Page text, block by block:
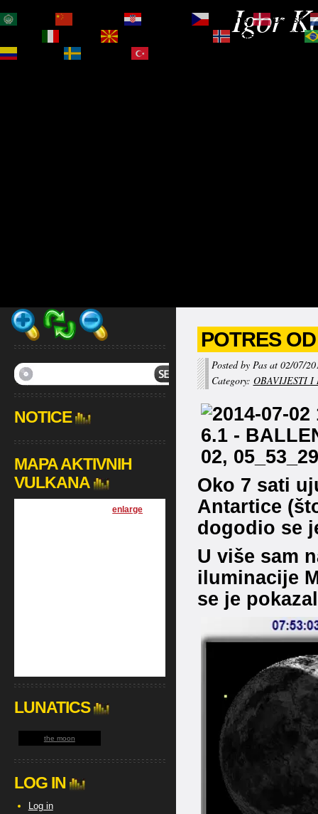
Igor
POTRES
Posted by Pas at 02/07/
Category: OBAVIJESTI I
Oko 7 sati
Antartice
dogodio se
U više sam
iluminacije
se je
NOTICE
MAPA AKTIVNIH
VULKANA
[enlarge
LUNATICS
the moon
LOG IN
Log in
Čeština‎
Dansk
Norsk bokmål